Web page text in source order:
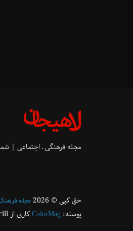
مجله فرهنگی ـ اجتماعی | شماره
حق کپی © 2026 مجله
پوسته: ColorMag کاری از ThemeGrill. قدرت‌گرفته توسط